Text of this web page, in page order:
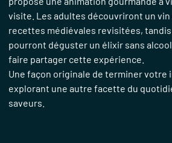
visite. Les adultes découvriront un vin
recettes médiévales revisitées,
pourront déguster un élixir sans
faire partager cette expérience.
Une façon originale de terminer votre
explorant une autre facette du
saveurs.